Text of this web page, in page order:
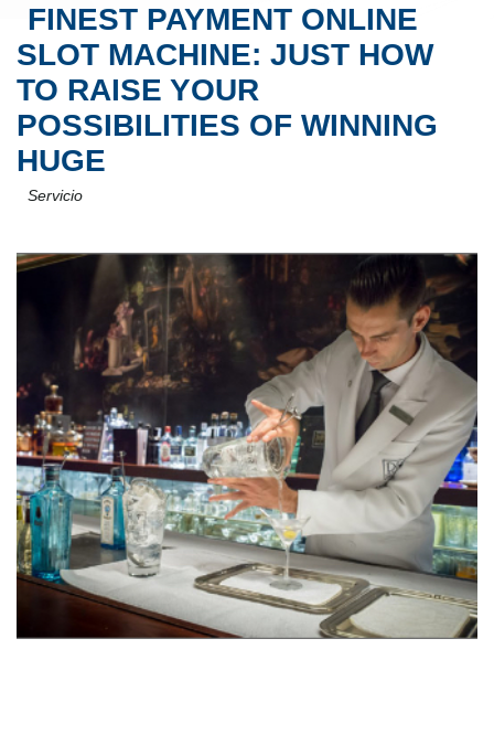
FINEST PAYMENT ONLINE
SLOT MACHINE: JUST HOW
TO RAISE YOUR
POSSIBILITIES OF WINNING
HUGE
Servicio